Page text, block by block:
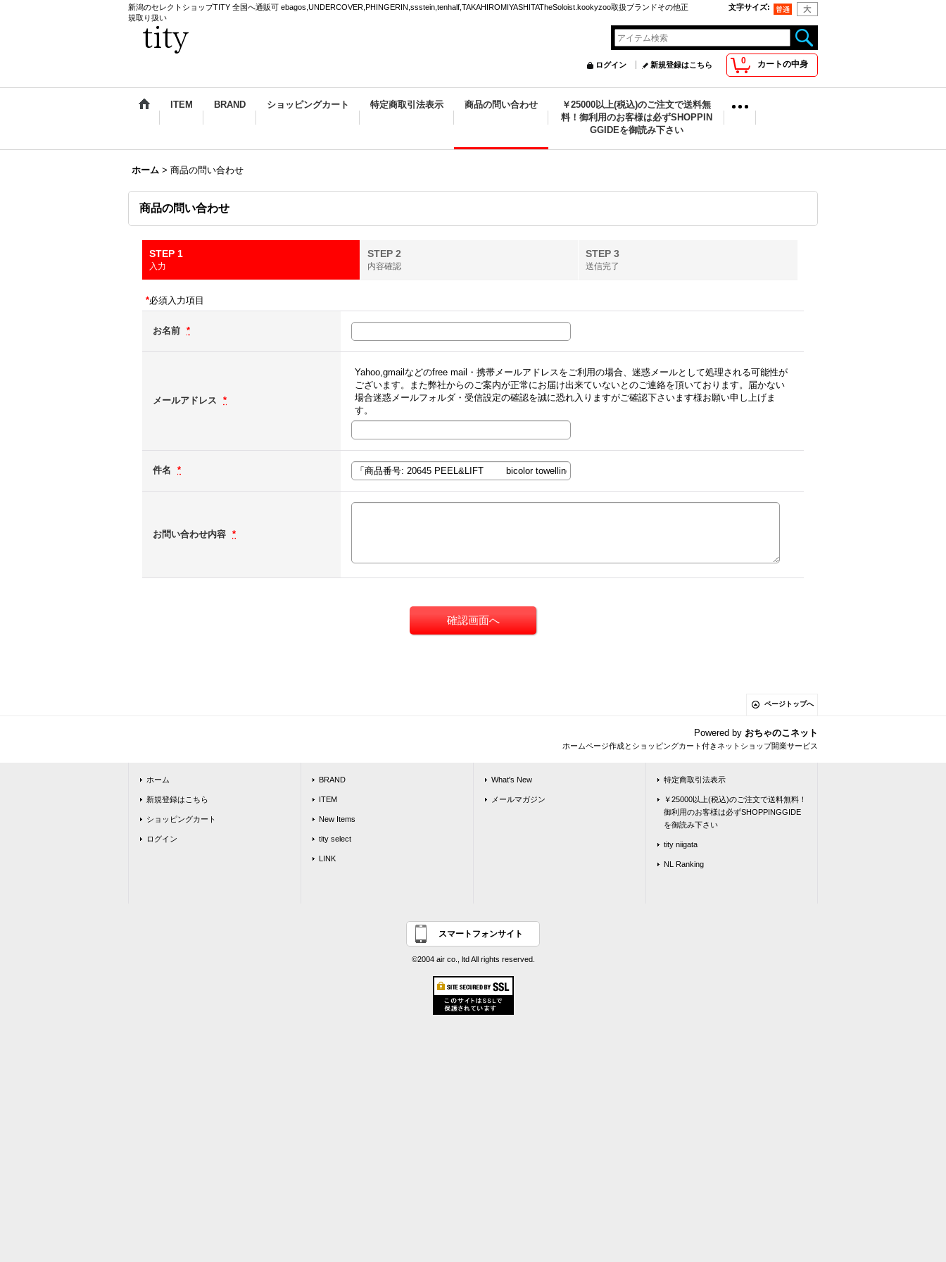
新潟のセレクトショップTITY 全国へ通販可 ebagos,UNDERCOVER,PHINGERIN,ssstein,tenhalf,TAKAHIROMIYASHITATheSoloist.kookyzoo取扱ブランドその他正
規取り扱い
文字サイズ:
0 カートの中身
ログイン 新規登録はこちら
ITEM BRAND ショッピングカート 特定商取引法表示 商品の問い合わせ
￥25000以上(税込)のご注文で送料無
料！御利用のお客様は必ずSHOPPIN
GGIDEを御読み下さい
ホーム > 商品の問い合わせ
商品の問い合わせ
STEP 1
入力
STEP 2
内容確認
STEP 3
送信完了
*必須入力項目
お名前 *
メールアドレス *
Yahoo,gmailなどのfree mail・携帯メールアドレスをご利用の場合、迷惑メールとして処理される可能性が
ございます。また弊社からのご案内が正常にお届け出来ていないとのご連絡を頂いております。届かない
場合迷惑メールフォルダ・受信設定の確認を誠に恐れ入りますがご確認下さいます様お願い申し上げま
す。
件名 *
お問い合わせ内容 *
ページトップへ
Powered by おちゃのこネット
ホームページ作成とショッピングカート付きネットショップ開業サービス
ホーム
新規登録はこちら
ショッピングカート
ログイン
BRAND
ITEM
New Items
tity select
LINK
What's New
メールマガジン
特定商取引法表示
￥25000以上(税込)のご注文で送料無料！
御利用のお客様は必ずSHOPPINGGIDE
を御読み下さい
tity niigata
NL Ranking
スマートフォンサイト
©2004 air co., ltd All rights reserved.